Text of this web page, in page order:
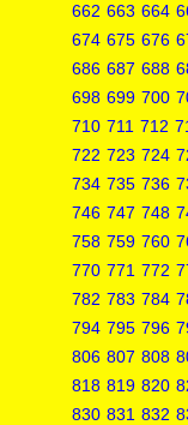
662 663 664
674 675 676
686 687 688
698 699 700
710 711 712
722 723 724
734 735 736
746 747 748
758 759 760
770 771 772
782 783 784
794 795 796
806 807 808
818 819 820
830 831 832